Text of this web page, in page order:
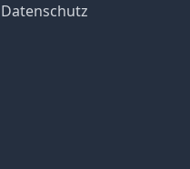
Datenschutz